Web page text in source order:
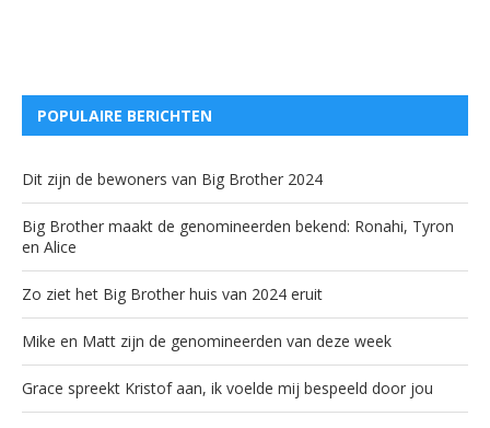
POPULAIRE BERICHTEN
Dit zijn de bewoners van Big Brother 2024
Big Brother maakt de genomineerden bekend: Ronahi, Tyron
en Alice
Zo ziet het Big Brother huis van 2024 eruit
Mike en Matt zijn de genomineerden van deze week
Grace spreekt Kristof aan, ik voelde mij bespeeld door jou